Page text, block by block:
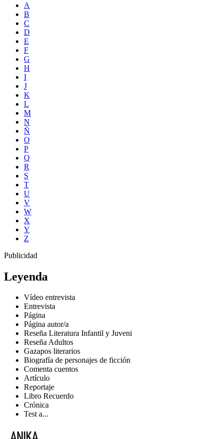
A
B
C
D
E
F
G
H
I
J
K
L
M
N
Ñ
O
P
Q
R
S
T
U
V
W
X
Y
Z
Publicidad
Leyenda
Vídeo entrevista
Entrevista
Página
Página autor/a
Reseña Literatura Infantil y Juveni
Reseña Adultos
Gazapos literarios
Biografía de personajes de ficción
Comenta cuentos
Artículo
Reportaje
Libro Recuerdo
Crónica
Test a...